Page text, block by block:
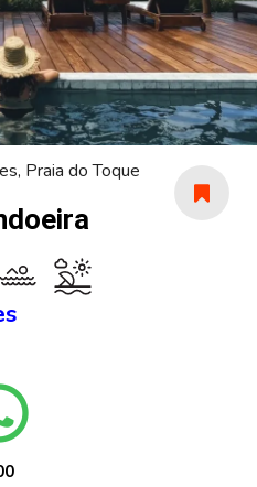
Praia do Toque